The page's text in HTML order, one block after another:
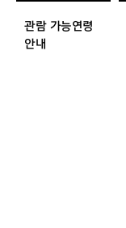
관람 가능연령
안내